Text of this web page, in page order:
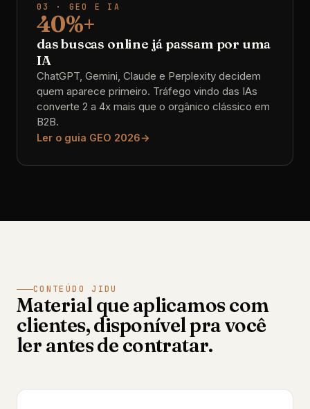
03 · GEO E IA
40%+
das buscas online já passam por uma
IA
ChatGPT, Gemini, Claude e Perplexity decidem
quem aparece primeiro. Tráfego vindo das IAs
converte 2 a 4x mais que o orgânico clássico em
B2B.
Ler o guia GEO 2026
CONTEÚDO JIDU
Material que aplicamos com
clientes, disponível pra você
ler antes de contratar.